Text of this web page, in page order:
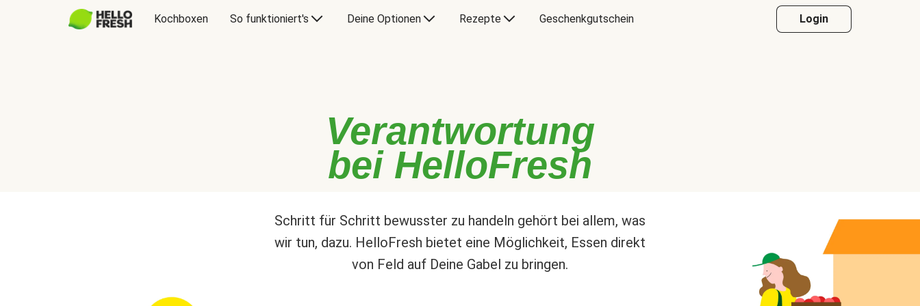
Kochboxen So funktioniert's Deine Optionen Rezepte Geschenkgutschein Login
Verantwortung
bei HelloFresh
Schritt für Schritt bewusster zu handeln gehört bei allem, was
wir tun, dazu. HelloFresh bietet eine Möglichkeit, Essen direkt
von Feld auf Deine Gabel zu bringen.